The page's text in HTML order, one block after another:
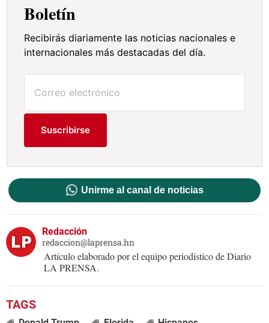
Boletín
Recibirás diariamente las noticias nacionales e
internacionales más destacadas del día.
Suscribirse
Unirme al canal de noticias
Redacción
redaccion@laprensa.hn
Artículo elaborado por el equipo periodístico de Diario
LA PRENSA.